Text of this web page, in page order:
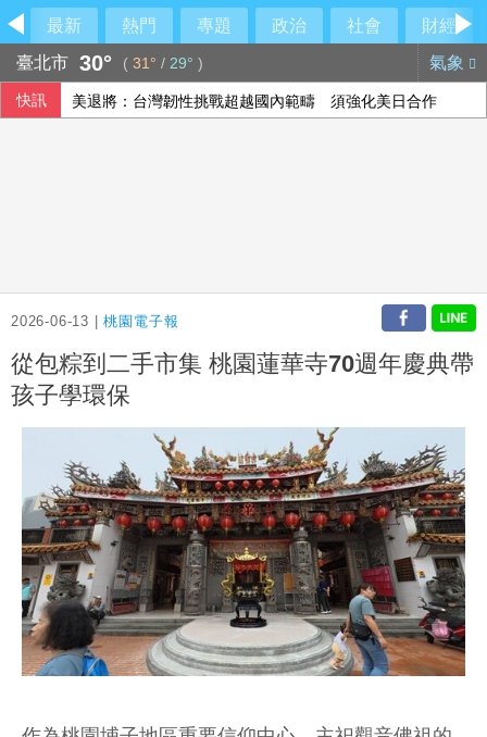
最新 熱門 專題 政治 社會
財經
臺北市 30° ( 31° / 29° ) 氣象
快訊 美退將：台灣韌性挑戰超越國內範疇 須強化美日合作
2026-06-13 |桃園電子報
從包粽到二手市集 桃園蓮華寺70週年慶典帶
孩子學環保